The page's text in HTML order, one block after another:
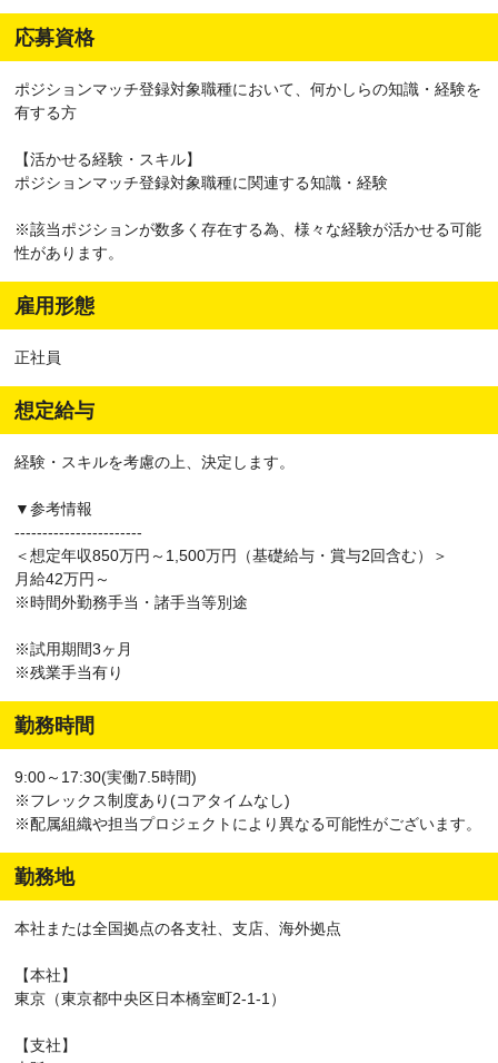
応募資格
ポジションマッチ登録対象職種において、何かしらの知識・経験を
有する方
【活かせる経験・スキル】
ポジションマッチ登録対象職種に関連する知識・経験
※該当ポジションが数多く存在する為、様々な経験が活かせる可能
性があります。
雇用形態
正社員
想定給与
経験・スキルを考慮の上、決定します。
▼参考情報
-----------------------
＜想定年収850万円～1,500万円（基礎給与・賞与2回含む）＞
月給42万円～
※時間外勤務手当・諸手当等別途
※試用期間3ヶ月
※残業手当有り
勤務時間
9:00～17:30(実働7.5時間)
※フレックス制度あり(コアタイムなし)
※配属組織や担当プロジェクトにより異なる可能性がございます。
勤務地
本社または全国拠点の各支社、支店、海外拠点
【本社】
東京（東京都中央区日本橋室町2-1-1）
【支社】